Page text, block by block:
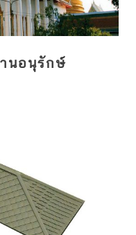
นอนุรักษ์